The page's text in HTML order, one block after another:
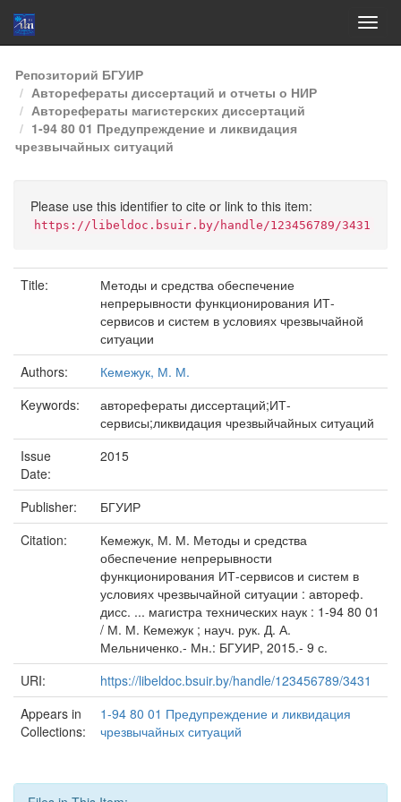
Skip
navigation
Репозиторий БГУИР
Авторефераты диссертаций и отчеты о НИР
Авторефераты магистерских диссертаций
1-94 80 01 Предупреждение и ликвидация
чрезвычайных ситуаций
Please use this identifier to cite or link to this item:
https://libeldoc.bsuir.by/handle/123456789/3431
Title:
Методы и средства обеспечение
непрерывности функционирования ИТ-
сервисов и систем в условиях чрезвычайной
ситуации
Authors:
Кемежук, М. М.
Keywords:
авторефераты диссертаций;ИТ-
сервисы;ликвидация чрезвыйчайных ситуаций
Issue
Date:
2015
Publisher:
БГУИР
Citation:
Кемежук, М. М. Методы и средства
обеспечение непрерывности
функционирования ИТ-сервисов и систем в
условиях чрезвычайной ситуации : автореф.
дисс. ... магистра технических наук : 1-94 80 01
/ М. М. Кемежук ; науч. рук. Д. А.
Мельниченко.- Мн.: БГУИР, 2015.- 9 с.
URI:
https://libeldoc.bsuir.by/handle/123456789/3431
Appears in
Collections:
1-94 80 01 Предупреждение и ликвидация
чрезвычайных ситуаций